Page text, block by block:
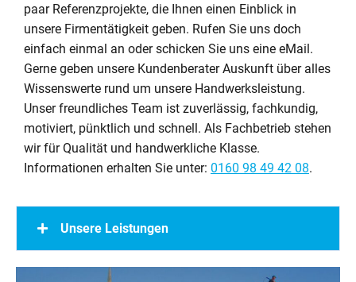
paar Referenzprojekte, die Ihnen einen Einblick in
unsere Firmentätigkeit geben. Rufen Sie uns doch
einfach einmal an oder schicken Sie uns eine eMail.
Gerne geben unsere Kundenberater Auskunft über alles
Wissenswerte rund um unsere Handwerksleistung.
Unser freundliches Team ist zuverlässig, fachkundig,
motiviert, pünktlich und schnell. Als Fachbetrieb stehen
wir für Qualität und handwerkliche Klasse.
Informationen erhalten Sie unter: 0160 98 49 42 08.
Unsere Leistungen